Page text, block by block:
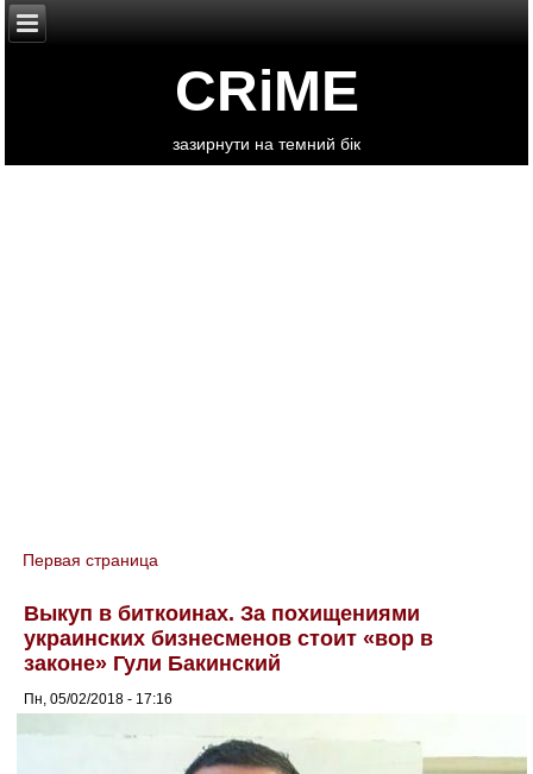
CRiME
зазирнути на темний бік
You are here
Первая страница
Выкуп в биткоинах. За похищениями
украинских бизнесменов стоит «вор в
законе» Гули Бакинский
Пн, 05/02/2018 - 17:16